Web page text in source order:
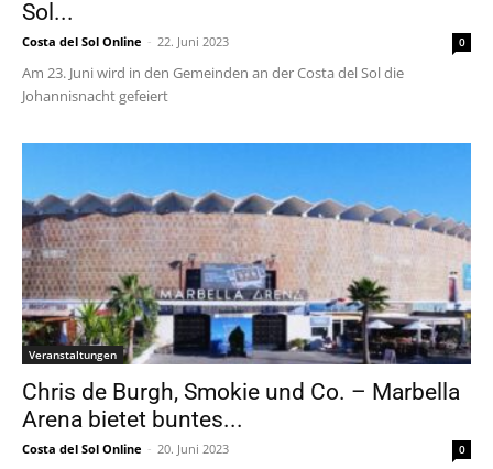
Sol...
Costa del Sol Online - 22. Juni 2023 0
Am 23. Juni wird in den Gemeinden an der Costa del Sol die
Johannisnacht gefeiert
Veranstaltungen
Chris de Burgh, Smokie und Co. – Marbella
Arena bietet buntes...
Costa del Sol Online - 20. Juni 2023 0